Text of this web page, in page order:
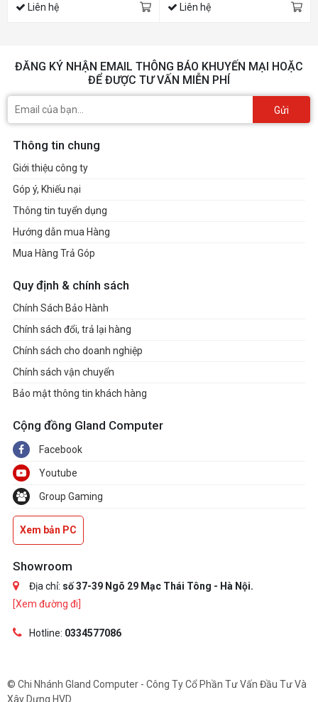
Liên hệ Liên hệ
ĐĂNG KÝ NHẬN EMAIL THÔNG BÁO KHUYẾN MẠI HOẶC
ĐỂ ĐƯỢC TƯ VẤN MIỄN PHÍ
Gửi
Thông tin chung
Giới thiệu công ty
Góp ý, Khiếu nại
Thông tin tuyển dụng
Hướng dẫn mua Hàng
Mua Hàng Trả Góp
Quy định & chính sách
Chính Sách Bảo Hành
Chính sách đổi, trả lại hàng
Chính sách cho doanh nghiệp
Chính sách vận chuyển
Bảo mật thông tin khách hàng
Cộng đồng Gland Computer
Facebook
Youtube
Group Gaming
Xem bản PC
Showroom
Địa chỉ: số 37-39 Ngõ 29 Mạc Thái Tông - Hà Nội.
[Xem đường đi]
Hotline: 0334577086
© Chi Nhánh Gland Computer - Công Ty Cổ Phần Tư Vấn Đầu Tư Và
Xây Dựng HVD